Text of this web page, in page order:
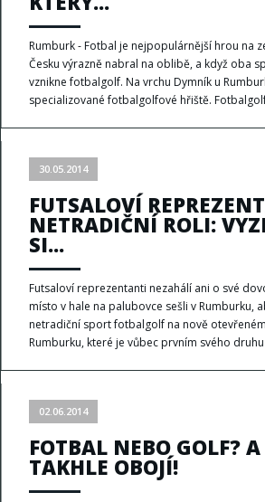
Rumburk - Fotbal je nejpopulárnější hrou na
Česku výrazně nabral na oblibě, a když oba
vznikne fotbalgolf. Na vrchu Dymník u
specializované fotbalgolfové hřiště.
30.05.2014
FUTSALOVÍ
NETRADIČNÍ ROLI:
SI...
Futsaloví reprezentanti nezahálí ani o své
místo v hale na palubovce sešli v Rumburku,
netradiční sport fotbalgolf na nově
Rumburku, které je vůbec prvním svého druhu
02.06.2014
FOTBAL NEBO GOLF? A
TAKHLE OBOJÍ!